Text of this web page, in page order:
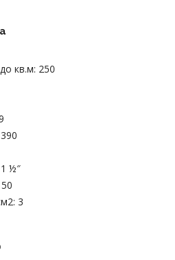
кв.м: 250
1 ½″
: 3